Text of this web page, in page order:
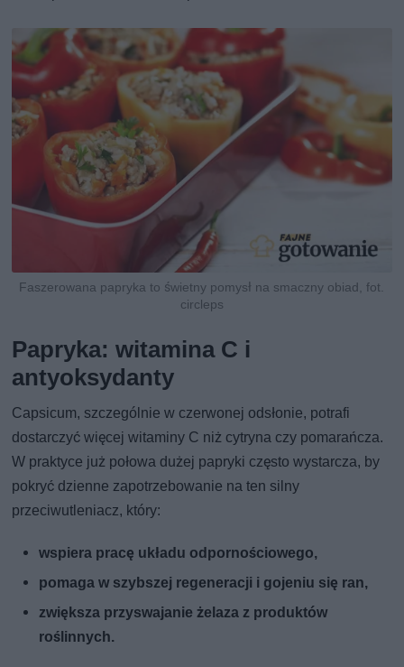
Faszerowana papryka to świetny pomysł na smaczny obiad, fot.
circleps
Papryka: witamina C i
antyoksydanty
Capsicum, szczególnie w czerwonej odsłonie, potrafi
dostarczyć więcej witaminy C niż cytryna czy pomarańcza.
W praktyce już połowa dużej papryki często wystarcza, by
pokryć dzienne zapotrzebowanie na ten silny
przeciwutleniacz, który:
wspiera pracę układu odpornościowego,
pomaga w szybszej regeneracji i gojeniu się ran,
zwiększa przyswajanie żelaza z produktów
roślinnych.